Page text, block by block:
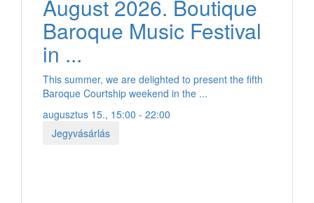
August 2026. Boutique
Baroque Music Festival
in ...
This summer, we are delighted to present the fifth
Baroque Courtship weekend in the ...
augusztus 15., 15:00 - 22:00
Jegyvásárlás